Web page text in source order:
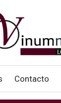
Contacto